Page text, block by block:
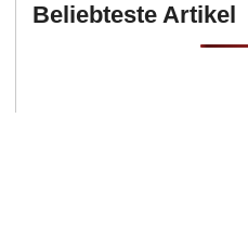
Beliebteste Artikel